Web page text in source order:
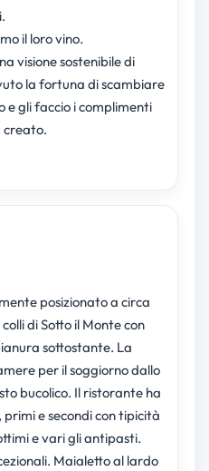
il loro vino.
visione sostenibile di
la fortuna di scambiare
e gli faccio i complimenti
creato.
posizionato a circa
di Sotto il Monte con
sottostante. La
per il soggiorno dallo
bucolico. Il ristorante ha
e secondi con tipicità
e vari gli antipasti.
Maialetto al lardo